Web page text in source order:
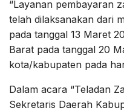
“Layanan pembayaran
telah dilaksanakan dari
pada tanggal 13 Maret
Barat pada tanggal 20
kota/kabupaten pada
Dalam acara “Teladan
Sekretaris Daerah